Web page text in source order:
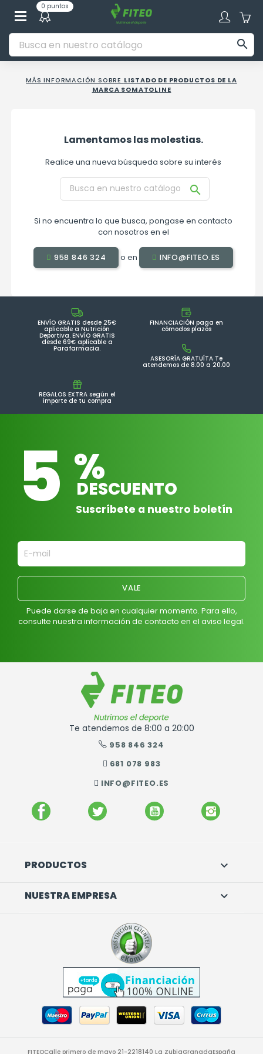
0 puntos

MÁS INFORMACIÓN SOBRE LISTADO DE PRODUCTOS DE LA
MARCA SOMATOLINE
Lamentamos las molestias.
Realice una nueva búsqueda sobre su interés

Si no encuentra lo que busca, pongase en contacto
con nosotros en el
958 846 324 o en INFO@FITEO.ES
ENVÍO GRATIS desde 25€
aplicable a Nutrición
Deportiva. ENVÍO GRATIS
desde 69€ aplicable a
Parafarmacia.
FINANCIACIÓN paga en
cómodos plazos
ASESORÍA GRATUÍTA Te
atendemos de 8.00 a 20.00
REGALOS EXTRA según el
importe de tu compra
5 %
DESCUENTO
Suscríbete a nuestro boletín
Puede darse de baja en cualquier momento. Para ello,
consulte nuestra información de contacto en el aviso legal.
Te atendemos de 8:00 a 20:00
958 846 324
681 078 983
INFO@FITEO.ES
FACEBOOK TWITTER YOUTUBE
PRODUCTOS 
NUESTRA EMPRESA 
FITEOCalle primero de mayo 21-2218140 La ZubiaGranadaEspaña